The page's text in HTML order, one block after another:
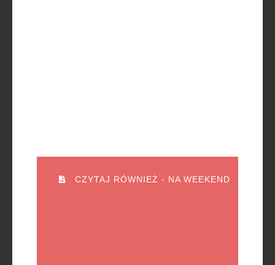
CZYTAJ RÓWNIEŻ - NA WEEKEND